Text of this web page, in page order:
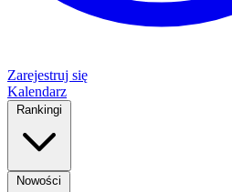
Zarejestruj się
Kalendarz
Rankingi
Nowości